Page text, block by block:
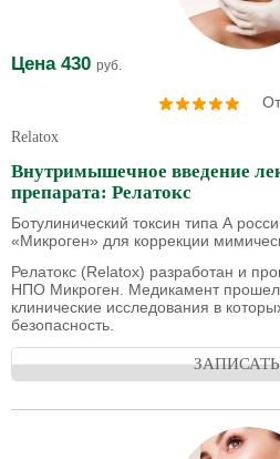
Цена430 руб.
Relatox
Внутримышечное введение
препарата: Релатокс
Ботулинический токсин типа А
«Микроген» для коррекции
Релатокс (Relatox) разработан и
НПО Микроген. Медикамент
клинические исследования в
безопасность.